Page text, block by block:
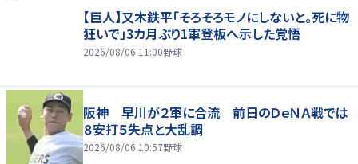
【巨人】又木鉄平「そろそろモノにしないと。死に物
狂いで」3カ月ぶり1軍登板へ示した覚悟
2026/08/06 11:00野球
阪神 早川が２軍に合流 前日のＤｅＮＡ戦では
８安打５失点と大乱調
2026/08/06 10:57野球